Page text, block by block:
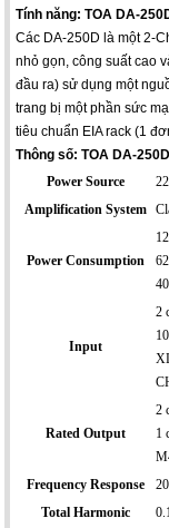
Tính năng: TOA DA-
Các DA-250D là một 2-
nhỏ gọn, công suất cao
đầu ra) sử dụng một
trang bị một phần sức
tiêu chuẩn EIA rack (1
Thông số: TOA DA-
Power Source
Amplification System
Power Consumption
Input
2
Rated Output
2
1
Frequency Response
Total Harmonic